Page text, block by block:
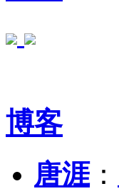
博客
唐涯：